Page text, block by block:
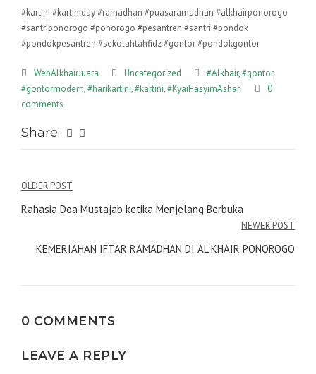
#kartini #kartiniday #ramadhan #puasaramadhan #alkhairponorogo
#santriponorogo #ponorogo #pesantren #santri #pondok
#pondokpesantren #sekolahtahfidz #gontor #pondokgontor
WebAlkhairJuara Uncategorized #Alkhair,#gontor,
#gontormodern,#harikartini,#kartini,#KyaiHasyimAshari
0
comments
Share:
Post
navigation
OLDER POST
Rahasia Doa Mustajab ketika Menjelang Berbuka
NEWER POST
KEMERIAHAN IFTAR RAMADHAN DI AL KHAIR PONOROGO
0 COMMENTS
LEAVE A REPLY